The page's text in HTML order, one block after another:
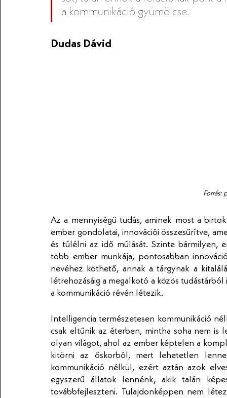
a kommunikáció gyümölcse.
Dudas Dávid
Forrás:
Az a mennyiségű tudás, aminek most a
ember gondolatai, innovációi összesűrítve,
és túlélni az idő múlását. Szinte bármilyen,
több ember munkája, pontosabban
nevéhez köthető, annak a tárgynak a
létrehozásáig a megalkotó a közös
a kommunikáció révén létezik.
Intelligencia természetesen kommunikáció
csak eltűnik az éterben, mintha soha nem is
olyan világot, ahol az ember képtelen a
kitörni az őskorból, mert lehetetlen
kommunikáció nélkül, ezért aztán azok
egyszerű állatok lennénk, akik talán
továbbfejleszteni. Tulajdonképpen nem